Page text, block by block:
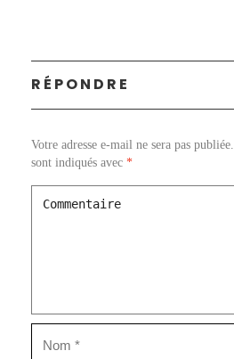
RÉPONDRE
Votre adresse e-mail ne sera pas publiée.
sont indiqués avec *